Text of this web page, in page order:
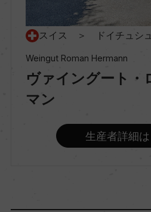
ミディアムボディ
品種（原材料）
ピノ・ノワール 100%
アルコール度数
スイス ＞ ドイチュシ
Weingut Roman Hermann
ヴァイングート・
マン
生産者詳細